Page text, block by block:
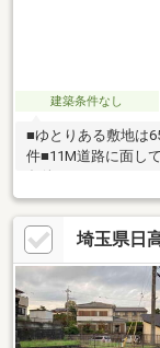
建築条件なし
■ゆとりある敷地は
件■11M道路に面し
条件はありません
「詳細資料」をお渡
い方に、すぐにお届
埼玉県日